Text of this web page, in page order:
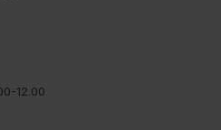
12.00